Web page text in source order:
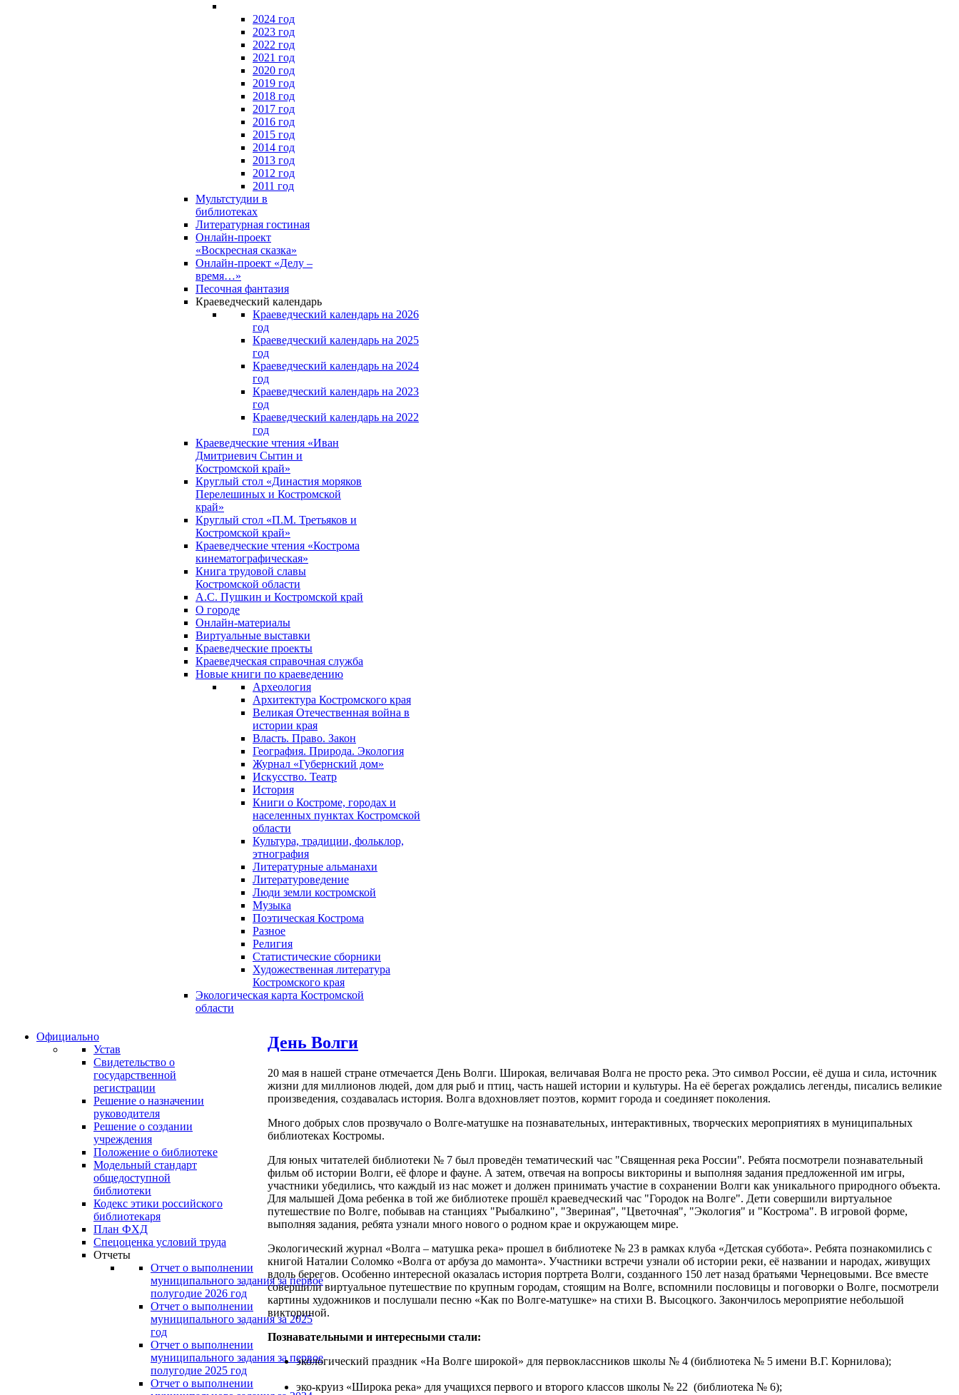
2024 год
2023 год
2022 год
2021 год
2020 год
2019 год
2018 год
2017 год
2016 год
2015 год
2014 год
2013 год
2012 год
2011 год
Мультстудии в
библиотеках
Литературная гостиная
Онлайн-проект
«Воскресная сказка»
Онлайн-проект «Делу –
время…»
Песочная фантазия
Краеведческий календарь
Краеведческий календарь на 2026
год
Краеведческий календарь на 2025
год
Краеведческий календарь на 2024
год
Краеведческий календарь на 2023
год
Краеведческий календарь на 2022
год
Краеведческие чтения «Иван
Дмитриевич Сытин и
Костромской край»
Круглый стол «Династия моряков
Перелешиных и Костромской
край»
Круглый стол «П.М. Третьяков и
Костромской край»
Краеведческие чтения «Кострома
кинематографическая»
Книга трудовой славы
Костромской области
А.С. Пушкин и Костромской край
О городе
Онлайн-материалы
Виртуальные выставки
Краеведческие проекты
Краеведческая справочная служба
Новые книги по краеведению
Археология
Архитектура Костромского края
Великая Отечественная война в
истории края
Власть. Право. Закон
География. Природа. Экология
Журнал «Губернский дом»
Искусство. Театр
История
Книги о Костроме, городах и
населенных пунктах Костромской
области
Культура, традиции, фольклор,
этнография
Литературные альманахи
Литературоведение
Люди земли костромской
Музыка
Поэтическая Кострома
Разное
Религия
Статистические сборники
Художественная литература
Костромского края
Экологическая карта Костромской
области
Официально
Устав
Свидетельство о
государственной
регистрации
Решение о назначении
руководителя
Решение о создании
учреждения
Положение о библиотеке
Модельный стандарт
общедоступной
библиотеки
Кодекс этики российского
библиотекаря
План ФХД
Спецоценка условий труда
Отчеты
Отчет о выполнении
муниципального задания за первое
полугодие 2026 год
Отчет о выполнении
муниципального задания за 2025
год
Отчет о выполнении
муниципального задания за первое
полугодие 2025 год
Отчет о выполнении
День Волги
20 мая в нашей стране отмечается День Волги. Широкая, величавая Волга не просто река. Это символ России, её душа и сила, источник
жизни для миллионов людей, дом для рыб и птиц, часть нашей истории и культуры. На её берегах рождались легенды, писались великие
произведения, создавалась история. Волга вдохновляет поэтов, кормит города и соединяет поколения.
Много добрых слов прозвучало о Волге-матушке на познавательных, интерактивных, творческих мероприятиях в муниципальных
библиотеках Костромы.
Для юных читателей библиотеки № 7 был проведён тематический час "Священная река России". Ребята посмотрели познавательный
фильм об истории Волги, её флоре и фауне. А затем, отвечая на вопросы викторины и выполняя задания предложенной им игры,
участники убедились, что каждый из нас может и должен принимать участие в сохранении Волги как уникального природного объекта.
Для малышей Дома ребенка в той же библиотеке прошёл краеведческий час "Городок на Волге". Дети совершили виртуальное
путешествие по Волге, побывав на станциях "Рыбалкино", "Звериная", "Цветочная", "Экология" и "Кострома". В игровой форме,
выполняя задания, ребята узнали много нового о родном крае и окружающем мире.
Экологический журнал «Волга – матушка река» прошел в библиотеке № 23 в рамках клуба «Детская суббота». Ребята познакомились с
книгой Наталии Соломко «Волга от арбуза до мамонта». Участники встречи узнали об истории реки, её названии и народах, живущих
вдоль берегов. Особенно интересной оказалась история портрета Волги, созданного 150 лет назад братьями Чернецовыми. Все вместе
совершили виртуальное путешествие по крупным городам, стоящим на Волге, вспомнили пословицы и поговорки о Волге, посмотрели
картины художников и послушали песню «Как по Волге-матушке» на стихи В. Высоцкого. Закончилось мероприятие небольшой
викториной.
Познавательными и интересными стали:
экологический праздник «На Волге широкой» для первоклассников школы № 4 (библиотека № 5 имени В.Г. Корнилова);
эко-круиз «Широка река» для учащихся первого и второго классов школы № 22 (библиотека № 6);